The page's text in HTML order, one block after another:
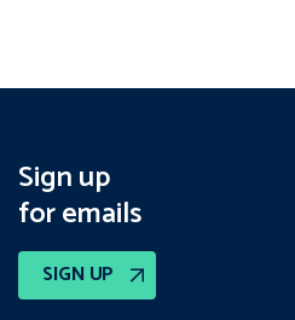
Sign up
for emails
SIGN UP